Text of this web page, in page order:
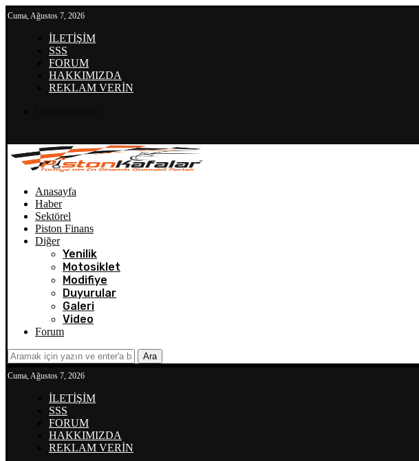
Cuma, Ağustos 7, 2026
İLETİŞİM
SSS
FORUM
HAKKIMIZDA
REKLAM VERİN
Anasayfa
Haber
Sektörel
Piston Finans
Diğer
Yenilik
Motosiklet
Modifiye
Duyurular
Galeri
Video
Forum
Ara
Cuma, Ağustos 7, 2026
İLETİŞİM
SSS
FORUM
HAKKIMIZDA
REKLAM VERİN